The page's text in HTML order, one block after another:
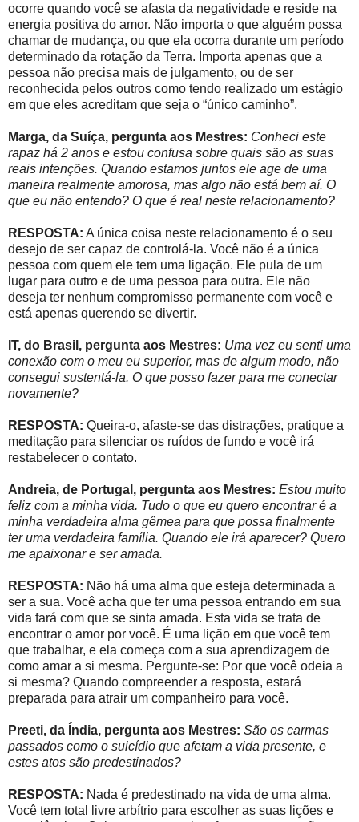
ocorre quando você se afasta da negatividade e reside na
energia positiva do amor. Não importa o que alguém possa
chamar de mudança, ou que ela ocorra durante um período
determinado da rotação da Terra. Importa apenas que a
pessoa não precisa mais de julgamento, ou de ser
reconhecida pelos outros como tendo realizado um estágio
em que eles acreditam que seja o “único caminho”.
Marga, da Suíça, pergunta aos Mestres: Conheci este
rapaz há 2 anos e estou confusa sobre quais são as suas
reais intenções. Quando estamos juntos ele age de uma
maneira realmente amorosa, mas algo não está bem aí. O
que eu não entendo? O que é real neste relacionamento?
RESPOSTA: A única coisa neste relacionamento é o seu
desejo de ser capaz de controlá-la. Você não é a única
pessoa com quem ele tem uma ligação. Ele pula de um
lugar para outro e de uma pessoa para outra. Ele não
deseja ter nenhum compromisso permanente com você e
está apenas querendo se divertir.
IT, do Brasil, pergunta aos Mestres: Uma vez eu senti uma
conexão com o meu eu superior, mas de algum modo, não
consegui sustentá-la. O que posso fazer para me conectar
novamente?
RESPOSTA: Queira-o, afaste-se das distrações, pratique a
meditação para silenciar os ruídos de fundo e você irá
restabelecer o contato.
Andreia, de Portugal, pergunta aos Mestres: Estou muito
feliz com a minha vida. Tudo o que eu quero encontrar é a
minha verdadeira alma gêmea para que possa finalmente
ter uma verdadeira família. Quando ele irá aparecer? Quero
me apaixonar e ser amada.
RESPOSTA: Não há uma alma que esteja determinada a
ser a sua. Você acha que ter uma pessoa entrando em sua
vida fará com que se sinta amada. Esta vida se trata de
encontrar o amor por você. É uma lição em que você tem
que trabalhar, e ela começa com a sua aprendizagem de
como amar a si mesma. Pergunte-se: Por que você odeia a
si mesma? Quando compreender a resposta, estará
preparada para atrair um companheiro para você.
Preeti, da Índia, pergunta aos Mestres: São os carmas
passados como o suicídio que afetam a vida presente, e
estes atos são predestinados?
RESPOSTA: Nada é predestinado na vida de uma alma.
Você tem total livre arbítrio para escolher as suas lições e